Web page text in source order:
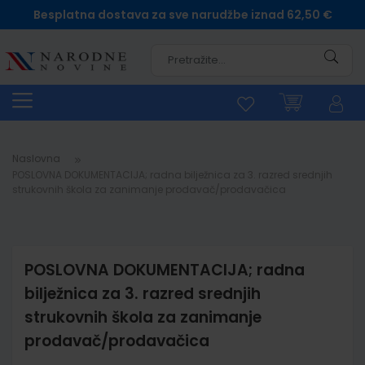
Besplatna dostava za sve narudžbe iznad 62,50 €
Naslovna
POSLOVNA DOKUMENTACIJA; radna
bilježnica za 3. razred srednjih
strukovnih škola za zanimanje
prodavač/prodavačica